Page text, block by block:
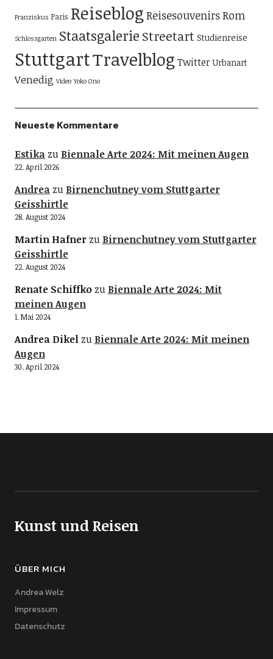
Franziskus Paris Reiseblog ReisesouvenirsRom
Schlossgarten Staatsgalerie Streetart Studienreise
StuttgartTravelblog Twitter Urbanart
Venedig Video Yoko Ono
Neueste Kommentare
Estikazu Biennale Arte 2024: Mit meinen Augen
22. April 2026
Andreazu Birnenchutney vom Stuttgarter
Geisshirtle
28. August 2024
Martin Hafnerzu Birnenchutney vom Stuttgarter
Geisshirtle
22. August 2024
Renate Schiffkozu Biennale Arte 2024: Mit
meinen Augen
1. Mai 2024
Andrea Dikelzu Biennale Arte 2024: Mit meinen
Augen
30. April 2024
Kunst und Reisen
ÜBER MICH
Andrea Welz
Impressum
Datenschutz